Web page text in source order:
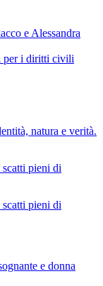
e Alessandra
per i diritti civili
natura e verità.
pieni di
pieni di
e donna